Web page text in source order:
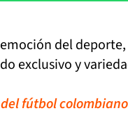
del deporte,
exclusivo y
fútbol